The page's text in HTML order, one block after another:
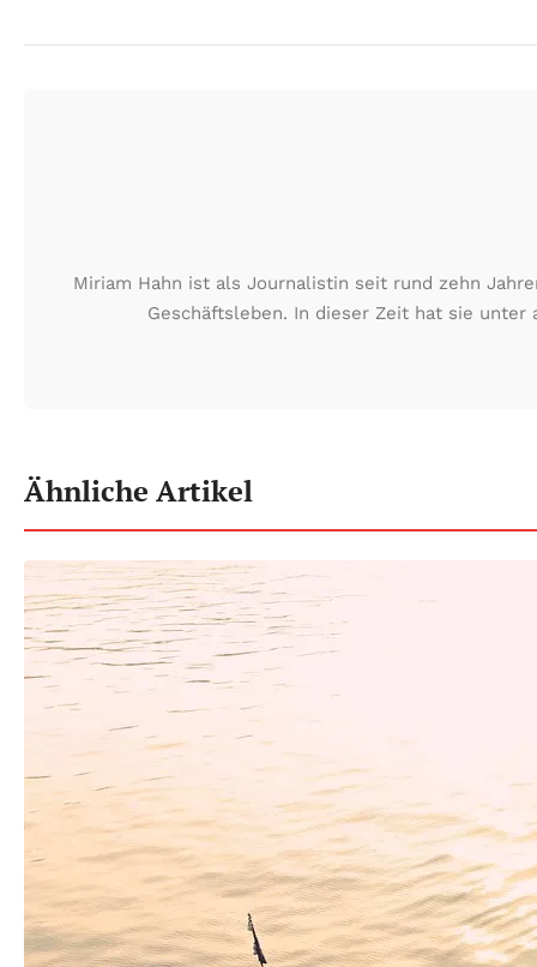
Miriam Hahn ist als Journalistin seit rund zehn
Geschäftsleben. In dieser Zeit hat sie
Ähnliche Artikel